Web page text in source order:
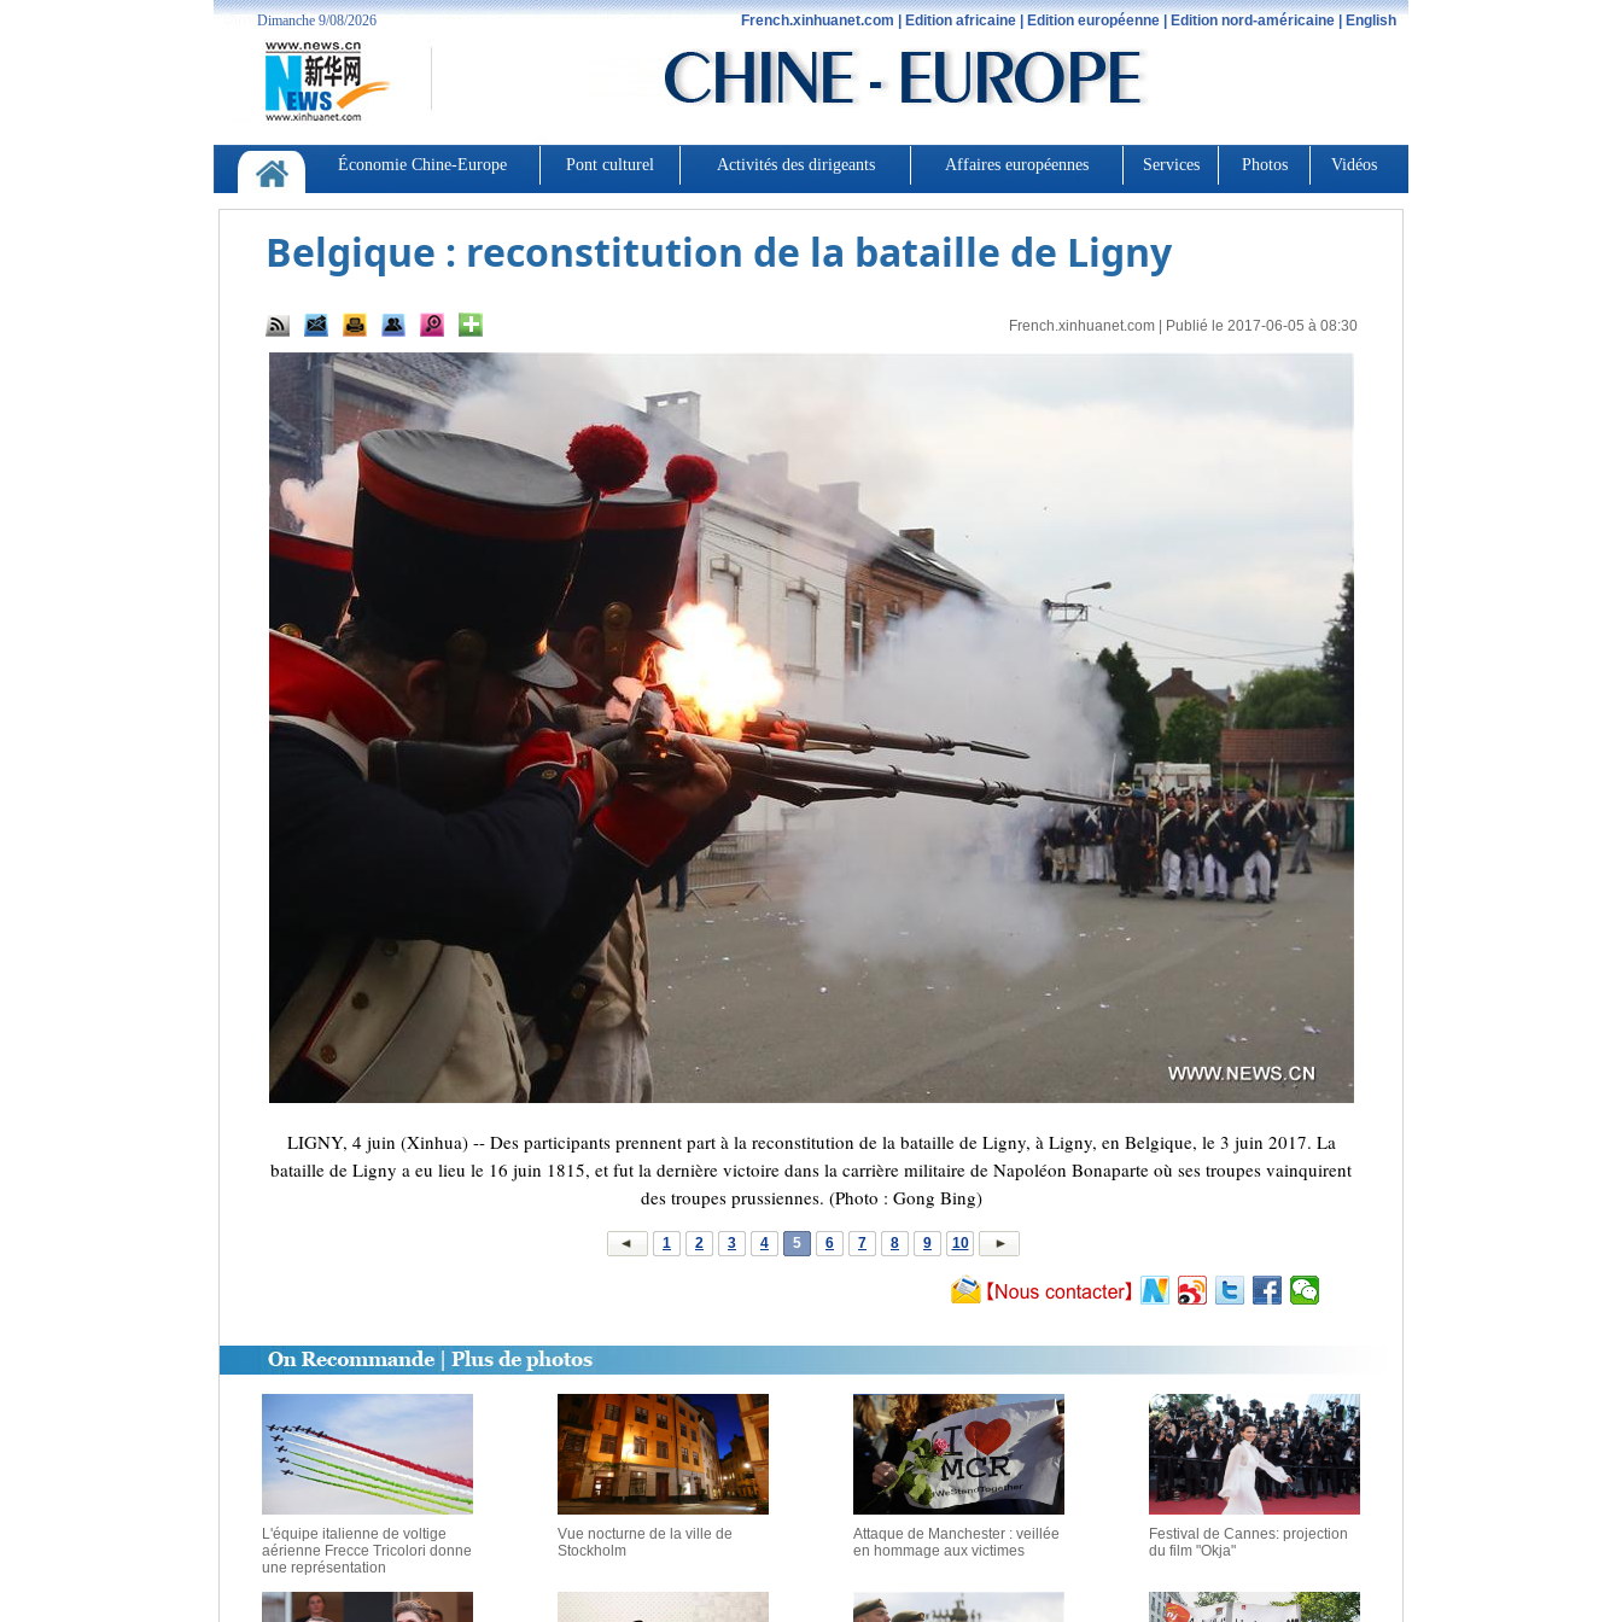
Belgique : reconstitution de la bataille de Ligny
French.xinhuanet.com| Publié le 2017-06-05 à 08:30
LIGNY, 4 juin (Xinhua) -- Des participants prennent part à la reconstitution de la bataille de Ligny, à Ligny, en Belgique, le 3 juin 2017. La
bataille de Ligny a eu lieu le 16 juin 1815, et fut la dernière victoire dans la carrière militaire de Napoléon Bonaparte où ses troupes vainquirent
des troupes prussiennes. (Photo : Gong Bing)
1 2 3 4 5 6 7 8 9 10
L'équipe italienne de voltige
aérienne Frecce Tricolori donne
une représentation
Vue nocturne de la ville de
Stockholm
Attaque de Manchester : veillée
en hommage aux victimes
Festival de Cannes: projection
du film "Okja"